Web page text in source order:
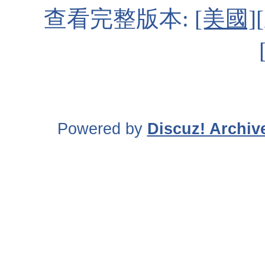
查看完整版本: [美國
Powered by Discuz!